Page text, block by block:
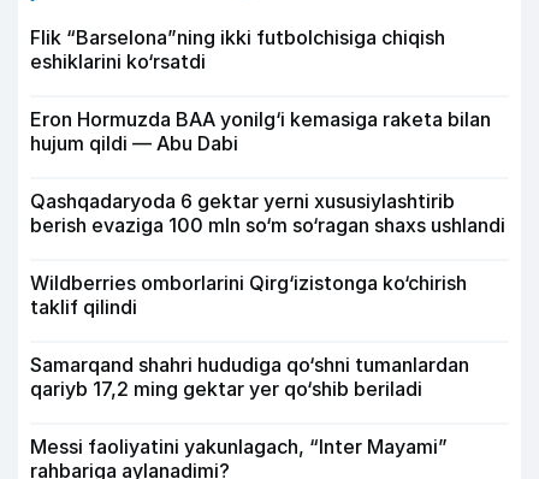
Flik “Barselona”ning ikki futbolchisiga chiqish
eshiklarini ko‘rsatdi
Eron Hormuzda BAA yonilg‘i kemasiga raketa bilan
hujum qildi — Abu Dabi
Qashqadaryoda 6 gektar yerni xususiylashtirib
berish evaziga 100 mln so‘m so‘ragan shaxs ushlandi
Wildberries omborlarini Qirg‘izistonga ko‘chirish
taklif qilindi
Samarqand shahri hududiga qo‘shni tumanlardan
qariyb 17,2 ming gektar yer qo‘shib beriladi
Messi faoliyatini yakunlagach, “Inter Mayami”
rahbariga aylanadimi?